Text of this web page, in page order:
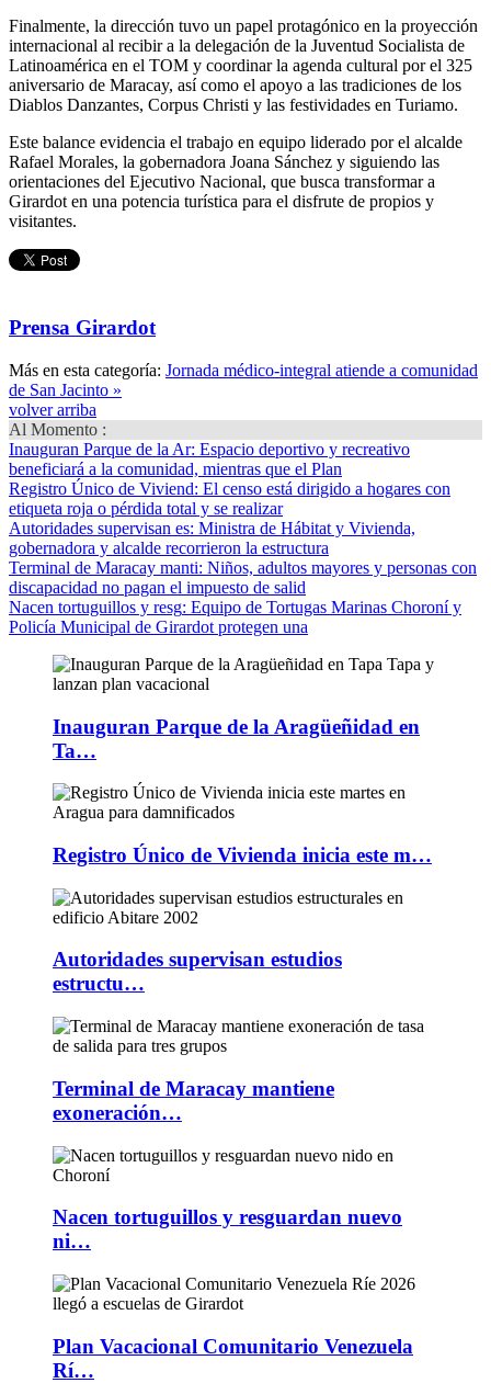
Finalmente, la dirección tuvo un papel protagónico en la proyección
internacional al recibir a la delegación de la Juventud Socialista de
Latinoamérica en el TOM y coordinar la agenda cultural por el 325
aniversario de Maracay, así como el apoyo a las tradiciones de los
Diablos Danzantes, Corpus Christi y las festividades en Turiamo.
Este balance evidencia el trabajo en equipo liderado por el alcalde
Rafael Morales, la gobernadora Joana Sánchez y siguiendo las
orientaciones del Ejecutivo Nacional, que busca transformar a
Girardot en una potencia turística para el disfrute de propios y
visitantes.
Prensa Girardot
Más en esta categoría: Jornada médico-integral atiende a comunidad
de San Jacinto »
volver arriba
Al Momento :
Inauguran Parque de la Ar: Espacio deportivo y recreativo
beneficiará a la comunidad, mientras que el Plan
Registro Único de Viviend: El censo está dirigido a hogares con
etiqueta roja o pérdida total y se realizar
Autoridades supervisan es: Ministra de Hábitat y Vivienda,
gobernadora y alcalde recorrieron la estructura
Terminal de Maracay manti: Niños, adultos mayores y personas con
discapacidad no pagan el impuesto de salid
Nacen tortuguillos y resg: Equipo de Tortugas Marinas Choroní y
Policía Municipal de Girardot protegen una
Inauguran Parque de la Aragüeñidad en
Ta…
Registro Único de Vivienda inicia este m…
Autoridades supervisan estudios
estructu…
Terminal de Maracay mantiene
exoneración…
Nacen tortuguillos y resguardan nuevo
ni…
Plan Vacacional Comunitario Venezuela
Rí…